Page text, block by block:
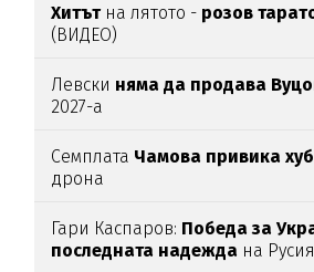
Хитътна лятото - розов
(ВИДЕО)
Левски няма да продава
2027-а
Семплата Чамова привика
дрона
Гари Каспаров: Победа за
последната надежда на Русия